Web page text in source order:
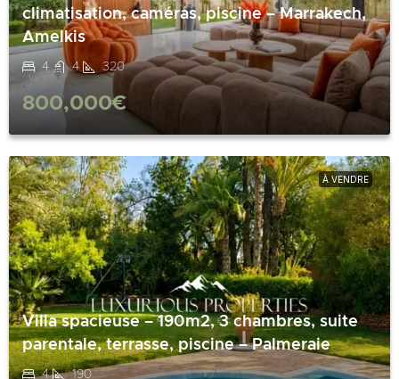
climatisation, caméras, piscine – Marrakech,
Amelkis
4 4 320
800,000€
À VENDRE
Villa spacieuse – 190m2, 3 chambres, suite
parentale, terrasse, piscine – Palmeraie
4 190